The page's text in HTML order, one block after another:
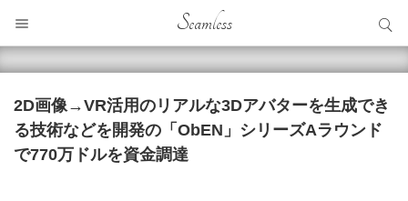
Seamless
2D画像→VR活用のリアルな3Dアバターを生成でき
る技術などを開発の「ObEN」シリーズAラウンド
で770万ドルを資金調達
サイト内検索